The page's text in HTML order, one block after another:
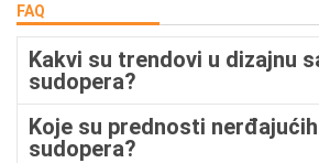
FAQ
Kakvi su trendovi u dizajnu
sudopera?
Koje su prednosti
sudopera?